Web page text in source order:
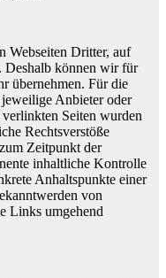
Webseiten Dritter, auf
Deshalb können wir für
übernehmen. Für die
Anbieter oder
Seiten wurden
Rechtsverstöße
Zeitpunkt der
inhaltliche Kontrolle
Anhaltspunkte einer
von
Links umgehend